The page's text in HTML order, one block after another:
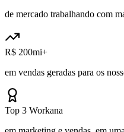
de mercado trabalhando com
R$ 200mi+
em vendas geradas para os
Top 3 Workana